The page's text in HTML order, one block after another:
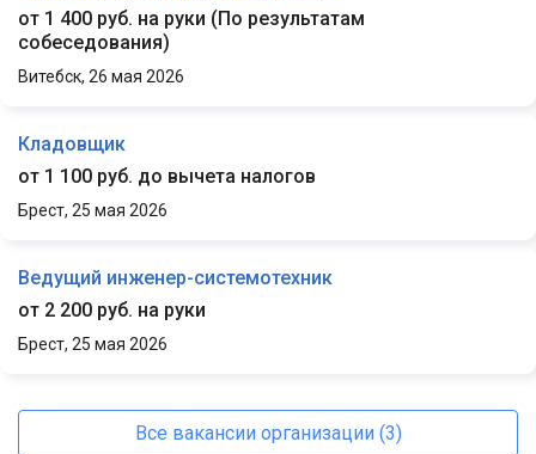
от 1 400 руб. на руки ( По результатам
собеседования)
Витебск, 26 мая 2026
Кладовщик
от 1 100 руб. до вычета налогов
Брест, 25 мая 2026
Ведущий инженер-системотехник
от 2 200 руб. на руки
Брест, 25 мая 2026
Все вакансии организации (3)